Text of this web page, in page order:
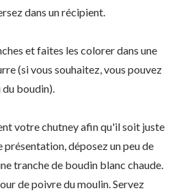
dans un récipient.
et faites les colorer dans une
(si vous souhaitez, vous pouvez
boudin).
votre chutney afin qu'il soit juste
présentation, déposez un peu de
tranche de boudin blanc chaude.
de poivre du moulin. Servez